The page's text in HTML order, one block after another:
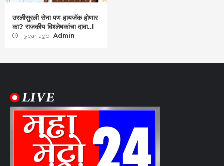
उरलीसुरली सेना पण हायजॅक होणार
का? राजकीय विश्लेषकांचा दावा..!
1 year ago Admin